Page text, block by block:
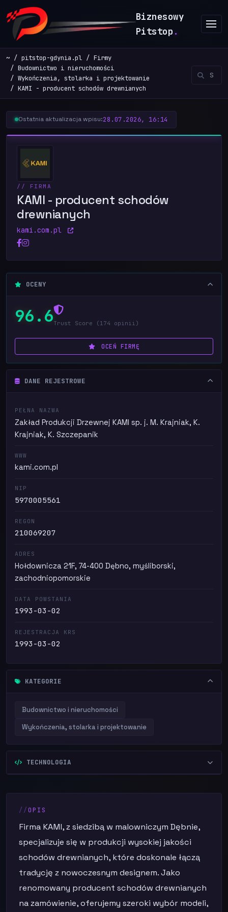
Biznesowy
Pitstop .
~ pitstop-gdynia.pl
Firmy
Budownictwo i nieruchomości
Wykończenia, stolarka i projektowanie
KAMI - producent schodów drewnianych
Ostatnia aktualizacja wpisu:28.07.2026, 16:14
// FIRMA
KAMI - producent schodów
drewnianych
kami.com.pl
OCENY
96.6Trust Score (174 opinii)
OCEŃ FIRMĘ
DANE REJESTROWE
PEŁNA NAZWA
Zakład Produkcji Drzewnej KAMI sp. j. M. Krajniak, K.
Krajniak, K. Szczepanik
WWW
kami.com.pl
NIP
5970005561
REGON
210069207
ADRES
Hołdownicza 21F, 74-400 Dębno, myśliborski,
zachodniopomorskie
DATA POWSTANIA
1993-03-02
REJESTRACJA KRS
1993-03-02
KATEGORIE
Budownictwo i nieruchomości
Wykończenia, stolarka i projektowanie
TECHNOLOGIA
OPIS
Firma KAMI, z siedzibą w malowniczym Dębnie,
specjalizuje się w produkcji wysokiej jakości
schodów drewnianych, które doskonale łączą
tradycję z nowoczesnym designem. Jako
renomowany producent schodów drewnianych
na zamówienie, oferujemy szeroki wybór modeli,